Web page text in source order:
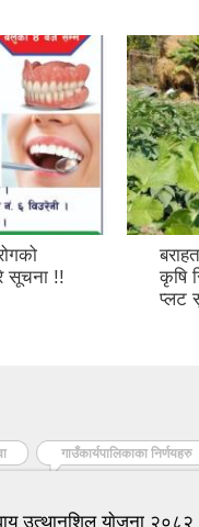
सूचना !!
कृषि
प्लट
गाउँकार्यपालिकाका निर्णयहरु
उत्थानशिल याेजना २०८२